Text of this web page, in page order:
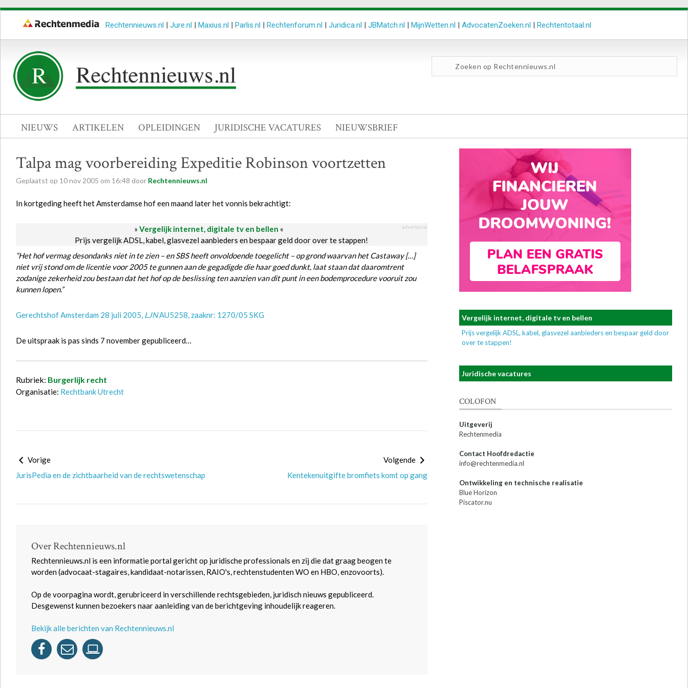
Rechtennieuws.nl | Jure.nl | Maxius.nl | Parlis.nl | Rechtenforum.nl | Juridica.nl | JBMatch.nl | MijnWetten.nl | AdvocatenZoeken.nl | Rechtentotaal.nl
NIEUWS ARTIKELEN OPLEIDINGEN JURIDISCHE VACATURES NIEUWSBRIEF
Talpa mag voorbereiding Expeditie Robinson voortzetten
Geplaatst op 10nov 2005 om 16:48 door Rechtennieuws.nl
In kortgeding heeft het Amsterdamse hof een maand later het vonnis bekrachtigt:
» Vergelijk internet, digitale tv en bellen « advertorial
Prijs vergelijk ADSL, kabel, glasvezel aanbieders en bespaar geld door over te stappen!
“Het hof vermag desondanks niet in te zien – en SBS heeft onvoldoende toegelicht – op grond waarvan het Castaway […]
niet vrij stond om de licentie voor 2005 te gunnen aan de gegadigde die haar goed dunkt, laat staan dat daaromtrent
zodanige zekerheid zou bestaan dat het hof op de beslissing ten aanzien van dit punt in een bodemprocedure vooruit zou
kunnen lopen.”
Gerechtshof Amsterdam 28 juli 2005, LJNAU5258, zaaknr: 1270/05 SKG
De uitspraak is pas sinds 7 november gepubliceerd…
Rubriek: Burgerlijk recht
Organisatie: Rechtbank Utrecht
Vorige
JurisPedia en de zichtbaarheid van de rechtswetenschap
Volgende
Kentekenuitgifte bromfiets komt op gang
Over Rechtennieuws.nl
Rechtennieuws.nl is een informatie portal gericht op juridische professionals en zij die dat graag beogen te
worden (advocaat-stagaires, kandidaat-notarissen, RAIO's, rechtenstudenten WO en HBO, enzovoorts).
Op de voorpagina wordt, gerubriceerd in verschillende rechtsgebieden, juridisch nieuws gepubliceerd.
Desgewenst kunnen bezoekers naar aanleiding van de berichtgeving inhoudelijk reageren.
Bekijk alle berichten van Rechtennieuws.nl
Vergelijk internet, digitale tv en bellen
Prijs vergelijk ADSL, kabel, glasvezel aanbieders en bespaar geld door
over te stappen!
Juridische vacatures
COLOFON
Uitgeverij
Rechtenmedia
Contact Hoofdredactie
info@rechtenmedia.nl
Ontwikkeling en technische realisatie
Blue Horizon
Piscator.nu